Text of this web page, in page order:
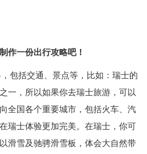
作一份出行攻略吧！
包括交通、景点等，比如：瑞士的
一，所以如果你去瑞士旅游，可以
全国各个重要城市，包括火车、汽
瑞士体验更加完美。在瑞士，你可
滑雪及驰骋滑雪板，体会大自然带